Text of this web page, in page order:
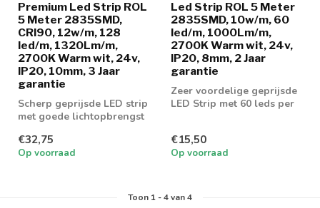
Premium Led Strip ROL
5 Meter 2835SMD,
CRI90, 12w/m, 128
led/m, 1320Lm/m,
2700K Warm wit, 24v,
IP20, 10mm, 3 Jaar
garantie
Scherp geprijsde LED strip
met goede lichtopbrengst
€32,75
Op voorraad
Led Strip ROL 5 Meter
2835SMD, 10w/m, 60
led/m, 1000Lm/m,
2700K Warm wit, 24v,
IP20, 8mm, 2 Jaar
garantie
Zeer voordelige geprijsde
LED Strip met 60 leds per
€15,50
Op voorraad
Toon 1-4van 4